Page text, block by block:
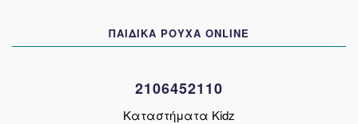
επιλεγούν
στη
του
ΠΑΙΔΙΚΑ ΡΟΥΧΑ ONLINE
2106452110
Καταστήματα Kidz